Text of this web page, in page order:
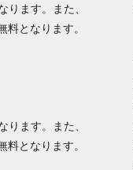
ます。また、
となります。
ます。また、
となります。